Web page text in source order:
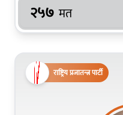
२५७ मत
राष्ट्रिय प्रजातन्त्र पार्टी